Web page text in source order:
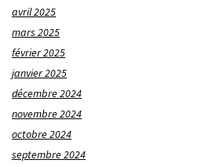
avril 2025
mars 2025
février 2025
janvier 2025
décembre 2024
novembre 2024
octobre 2024
septembre 2024